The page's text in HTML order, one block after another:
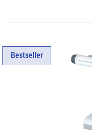
Bestseller